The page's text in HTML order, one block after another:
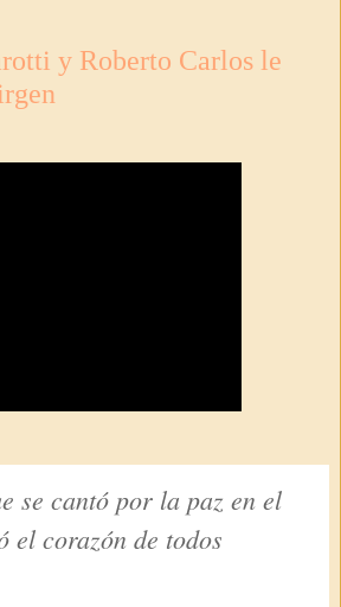
y Roberto Carlos le
se cantó por la paz en el
el corazón de todos